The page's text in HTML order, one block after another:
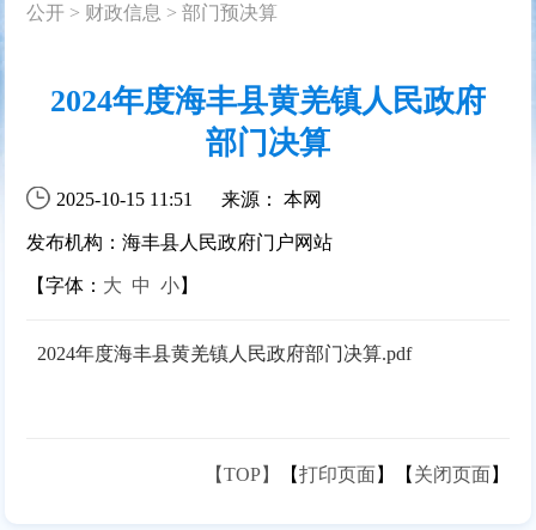
公开 > 财政信息 >部门预决算
2024年度海丰县黄羌镇人民政府
部门决算
2025-10-15 11:51 来源： 本网
发布机构：海丰县人民政府门户网站
【字体： 大 中 小】
2024年度海丰县黄羌镇人民政府部门决算.pdf
【TOP】 【打印页面】【 关闭页面】